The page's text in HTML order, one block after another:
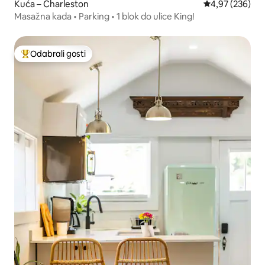
Kuća – Charleston Prosječna
4,97 (236)
Masažna kada • Parking • 1 blok do ulice King!
Među najviše rangiranima s oznakom „Odabrali gosti”
Odabrali gosti